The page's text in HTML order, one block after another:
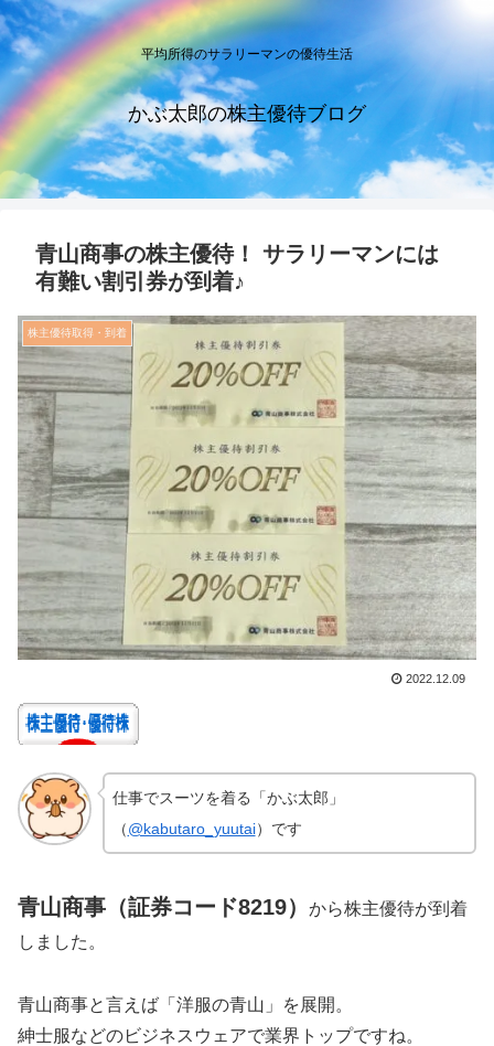
平均所得のサラリーマンの優待生活
かぶ太郎の株主優待ブログ
青山商事の株主優待！ サラリーマンには
有難い割引券が到着♪
株主優待取得・到着
2022.12.09
仕事でスーツを着る「かぶ太郎」
（@kabutaro_yuutai）です
青山商事（証券コード8219）
から株主優待が到着
しました。
青山商事と言えば「洋服の青山」を展開。
紳士服などのビジネスウェアで業界トップですね。